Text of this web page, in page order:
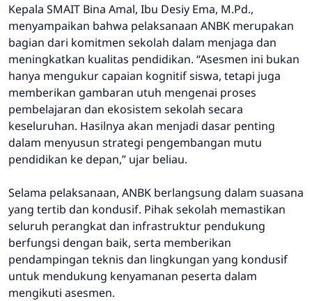
Kepala SMAIT Bina Amal, Ibu Desiy Ema, M.Pd.,
menyampaikan bahwa pelaksanaan ANBK merupakan
bagian dari komitmen sekolah dalam menjaga dan
meningkatkan kualitas pendidikan. “Asesmen ini bukan
hanya mengukur capaian kognitif siswa, tetapi juga
memberikan gambaran utuh mengenai proses
pembelajaran dan ekosistem sekolah secara
keseluruhan. Hasilnya akan menjadi dasar penting
dalam menyusun strategi pengembangan mutu
pendidikan ke depan,” ujar beliau.
Selama pelaksanaan, ANBK berlangsung dalam suasana
yang tertib dan kondusif. Pihak sekolah memastikan
seluruh perangkat dan infrastruktur pendukung
berfungsi dengan baik, serta memberikan
pendampingan teknis dan lingkungan yang kondusif
untuk mendukung kenyamanan peserta dalam
mengikuti asesmen.